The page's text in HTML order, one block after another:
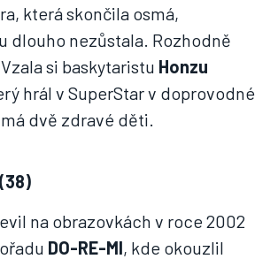
která skončila osmá,
dlouho nezůstala. Rozhodně
si baskytaristu Honzu
hrál v SuperStar v doprovodné
dvě zdravé děti.
na obrazovkách v roce 2002
DO-RE-MI, kde okouzlil